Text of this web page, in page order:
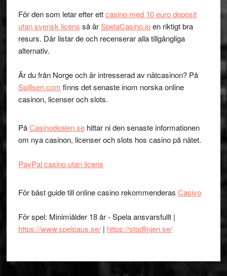
För den som letar efter ettcasino med 10 euro deposit
utan svensk licens så ärSpelaCasino.ioen riktigt bra
resurs. Där listar de och recenserar alla tillgängliga
alternativ.
Är du från Norge och är intresserad av nätcasinon? På
Spillsen.com finns det senaste inom norska online
casinon, licenser och slots.
PåCasinodealen.sehittar ni den senaste informationen
om nya casinon, licenser och slots hos casino på nätet.
PayPal casino utan licens
För bäst guide till online casino rekommenderas Casivo
För spel: Minimiålder 18 år - Spela ansvarsfullt |
https://www.spelpaus.se/| https://stodlinjen.se/